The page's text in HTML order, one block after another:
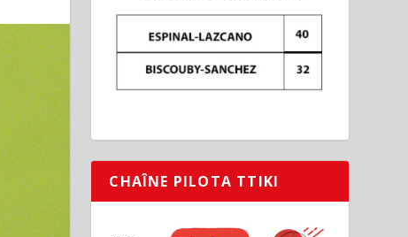
CHAÎNE PILOTA TTIKI